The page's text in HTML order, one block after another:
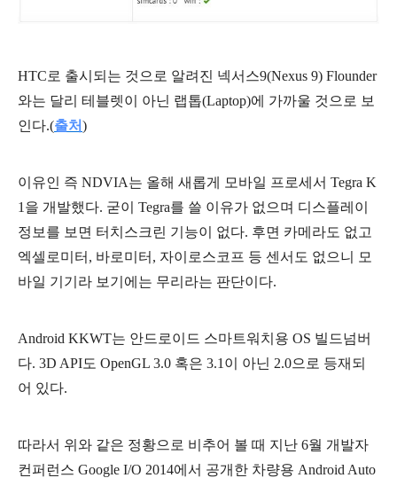
HTC로 출시되는 것으로 알려진 넥서스9(Nexus 9) Flounder
와는 달리 테블렛이 아닌 랩톱(Laptop)에 가까울 것으로 보
인다.(출처)
이유인 즉 NDVIA는 올해 새롭게 모바일 프로세서 Tegra K
1을 개발했다. 굳이 Tegra를 쓸 이유가 없으며 디스플레이
정보를 보면 터치스크린 기능이 없다. 후면 카메라도 없고
엑셀로미터, 바로미터, 자이로스코프 등 센서도 없으니 모
바일 기기라 보기에는 무리라는 판단이다.
Android KKWT는 안드로이드 스마트워치용 OS 빌드넘버
다. 3D API도 OpenGL 3.0 혹은 3.1이 아닌 2.0으로 등재되
어 있다.
따라서 위와 같은 정황으로 비추어 볼 때 지난 6월 개발자
컨퍼런스 Google I/O 2014에서 공개한 차량용 Android Auto